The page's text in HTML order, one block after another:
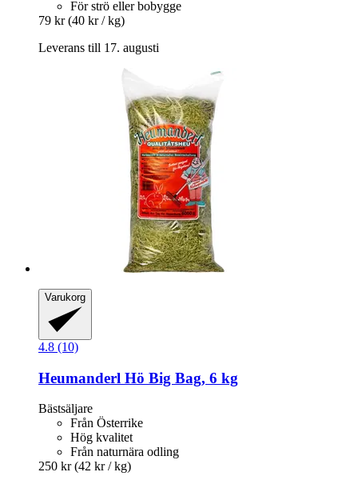
För strö eller bobygge
79 kr (40 kr / kg)
Leverans till 17. augusti
Varukorg
4.8 (10)
Heumanderl Hö Big Bag, 6 kg
Bästsäljare
Från Österrike
Hög kvalitet
Från naturnära odling
250 kr (42 kr / kg)